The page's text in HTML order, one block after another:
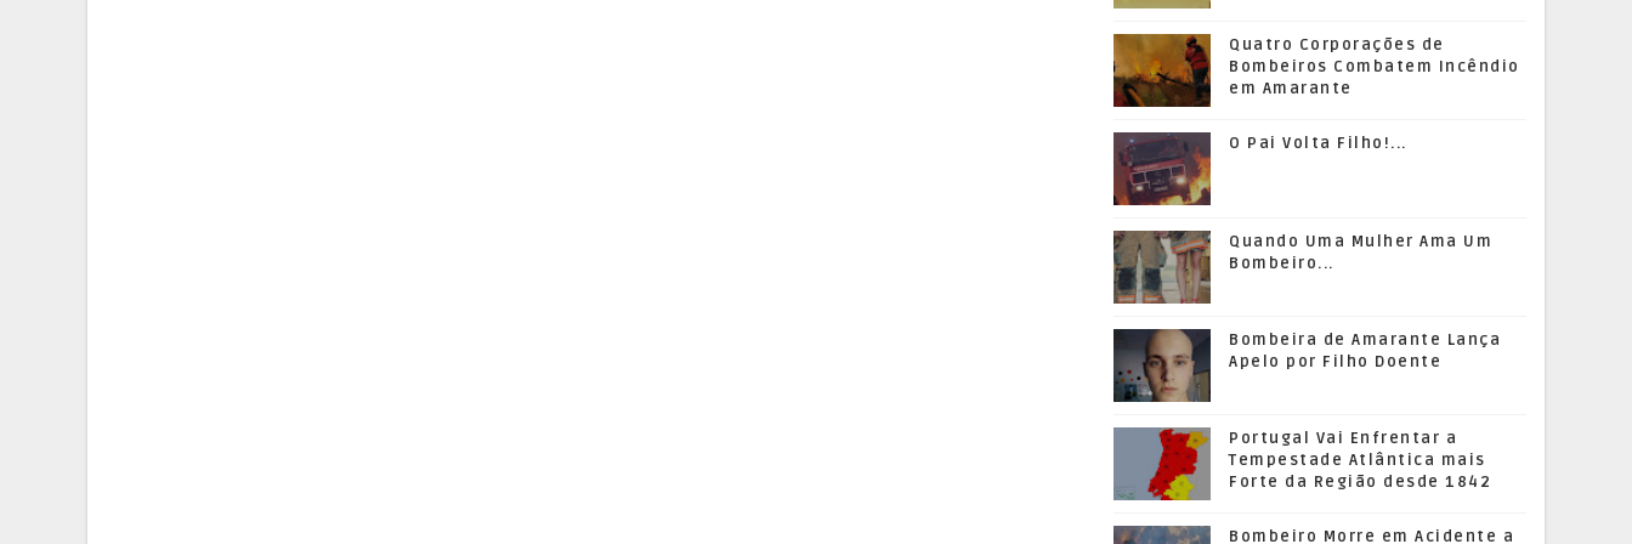
Quatro Corporações de
Bombeiros Combatem Incêndio
em Amarante
O Pai Volta Filho!...
Quando Uma Mulher Ama Um
Bombeiro...
Bombeira de Amarante Lança
Apelo por Filho Doente
Portugal Vai Enfrentar a
Tempestade Atlântica mais
Forte da Região desde 1842
Bombeiro Morre em Acidente a